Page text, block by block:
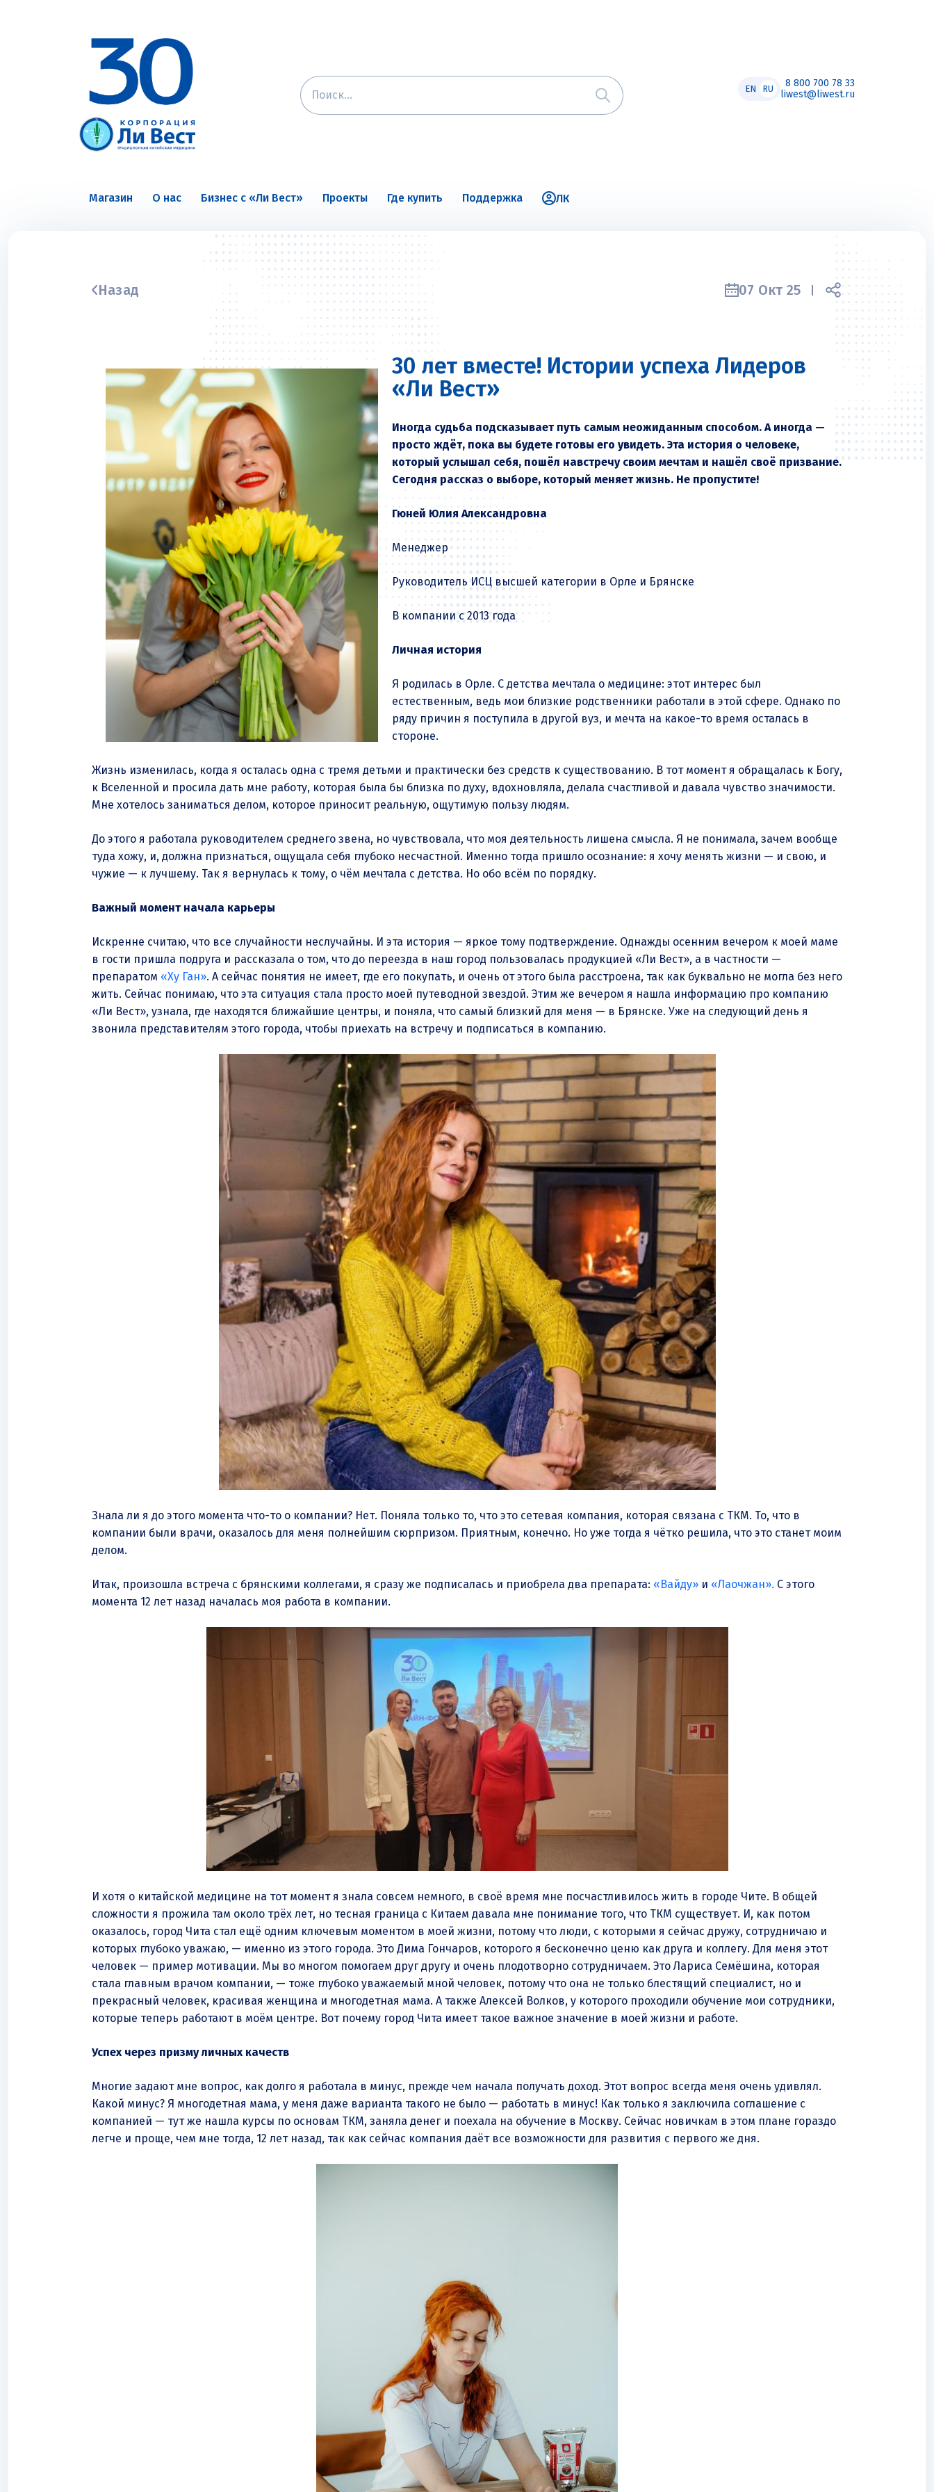
EN RU
8 800 700 78 33
liwest@liwest.ru
Магазин О нас Бизнес с «Ли Вест» Проекты Где купить Поддержка ЛК
Назад 07 Окт 25
30 лет вместе! Истории успеха Лидеров
«Ли Вест»
Иногда судьба подсказывает путь самым неожиданным способом. А иногда —
просто ждёт, пока вы будете готовы его увидеть. Эта история о человеке,
который услышал себя, пошёл навстречу своим мечтам и нашёл своё призвание.
Сегодня рассказ о выборе, который меняет жизнь. Не пропустите!
Гюней Юлия Александровна
Менеджер
Руководитель ИСЦ высшей категории в Орле и Брянске
В компании с 2013 года
Личная история
Я родилась в Орле. С детства мечтала о медицине: этот интерес был
естественным, ведь мои близкие родственники работали в этой сфере. Однако по
ряду причин я поступила в другой вуз, и мечта на какое-то время осталась в
стороне.
Жизнь изменилась, когда я осталась одна с тремя детьми и практически без средств к существованию. В тот момент я обращалась к Богу,
к Вселенной и просила дать мне работу, которая была бы близка по духу, вдохновляла, делала счастливой и давала чувство значимости.
Мне хотелось заниматься делом, которое приносит реальную, ощутимую пользу людям.
До этого я работала руководителем среднего звена, но чувствовала, что моя деятельность лишена смысла. Я не понимала, зачем вообще
туда хожу, и, должна признаться, ощущала себя глубоко несчастной. Именно тогда пришло осознание: я хочу менять жизни — и свою, и
чужие — к лучшему. Так я вернулась к тому, о чём мечтала с детства. Но обо всём по порядку.
Важный момент начала карьеры
Искренне считаю, что все случайности неслучайны. И эта история — яркое тому подтверждение. Однажды осенним вечером к моей маме
в гости пришла подруга и рассказала о том, что до переезда в наш город пользовалась продукцией «Ли Вест», а в частности —
препаратом «Ху Ган». А сейчас понятия не имеет, где его покупать, и очень от этого была расстроена, так как буквально не могла без него
жить. Сейчас понимаю, что эта ситуация стала просто моей путеводной звездой. Этим же вечером я нашла информацию про компанию
«Ли Вест», узнала, где находятся ближайшие центры, и поняла, что самый близкий для меня — в Брянске. Уже на следующий день я
звонила представителям этого города, чтобы приехать на встречу и подписаться в компанию.
Знала ли я до этого момента что-то о компании? Нет. Поняла только то, что это сетевая компания, которая связана с ТКМ. То, что в
компании были врачи, оказалось для меня полнейшим сюрпризом. Приятным, конечно. Но уже тогда я чётко решила, что это станет моим
делом.
Итак, произошла встреча с брянскими коллегами, я сразу же подписалась и приобрела два препарата: «Вайду» и «Лаочжан». С этого
момента 12 лет назад началась моя работа в компании.
И хотя о китайской медицине на тот момент я знала совсем немного, в своё время мне посчастливилось жить в городе Чите. В общей
сложности я прожила там около трёх лет, но тесная граница с Китаем давала мне понимание того, что ТКМ существует. И, как потом
оказалось, город Чита стал ещё одним ключевым моментом в моей жизни, потому что люди, с которыми я сейчас дружу, сотрудничаю и
которых глубоко уважаю, — именно из этого города. Это Дима Гончаров, которого я бесконечно ценю как друга и коллегу. Для меня этот
человек — пример мотивации. Мы во многом помогаем друг другу и очень плодотворно сотрудничаем. Это Лариса Семёшина, которая
стала главным врачом компании, — тоже глубоко уважаемый мной человек, потому что она не только блестящий специалист, но и
прекрасный человек, красивая женщина и многодетная мама. А также Алексей Волков, у которого проходили обучение мои сотрудники,
которые теперь работают в моём центре. Вот почему город Чита имеет такое важное значение в моей жизни и работе.
Успех через призму личных качеств
Многие задают мне вопрос, как долго я работала в минус, прежде чем начала получать доход. Этот вопрос всегда меня очень удивлял.
Какой минус? Я многодетная мама, у меня даже варианта такого не было — работать в минус! Как только я заключила соглашение с
компанией — тут же нашла курсы по основам ТКМ, заняла денег и поехала на обучение в Москву. Сейчас новичкам в этом плане гораздо
легче и проще, чем мне тогда, 12 лет назад, так как сейчас компания даёт все возможности для развития с первого же дня.